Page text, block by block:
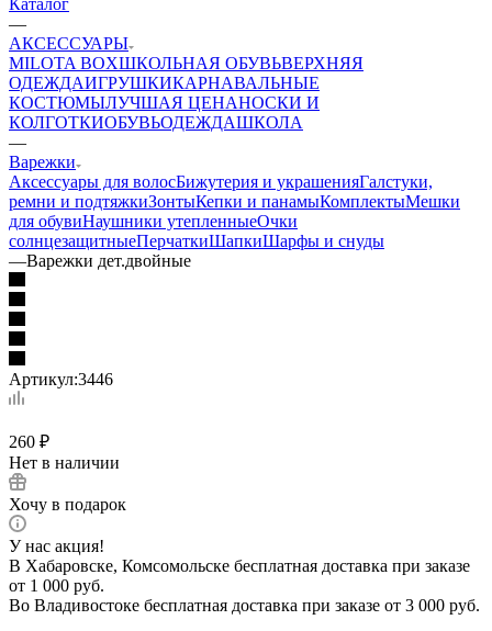
—
АКСЕССУАРЫ
MILOTA BOXШКОЛЬНАЯ ОБУВЬВЕРХНЯЯ
ОДЕЖДАИГРУШКИКАРНАВАЛЬНЫЕ
КОСТЮМЫЛУЧШАЯ ЦЕНАНОСКИ И
КОЛГОТКИОБУВЬОДЕЖДАШКОЛА
—
Варежки
Аксессуары для волосБижутерия и украшенияГалстуки,
ремни и подтяжкиЗонтыКепки и панамыКомплектыМешки
для обувиНаушники утепленныеОчки
солнцезащитныеПерчаткиШапкиШарфы и снуды
—Варежки дет.двойные
Артикул:3446
260 ₽
Нет в наличии
Хочу в подарок
У нас акция!
В Хабаровске, Комсомольске бесплатная доставка при заказе
от 1 000 руб.
Во Владивостоке бесплатная доставка при заказе от 3 000 руб.